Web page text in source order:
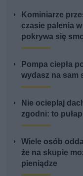
Kominiarze
czasie palenia
pokrywa się
Pompa ciepła
wydasz na sam
Nie ocieplaj
zgodni: to
Wiele osób
że na skupie
pieniądze